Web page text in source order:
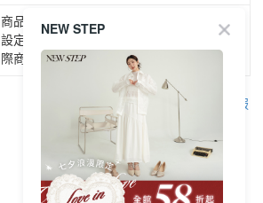
商品圖片顏色會因拍攝燈光環境或個人螢幕
設定不同，而造成部份色差現象，顏色以實
際商品為主。
客服
查看全部
NEW STEP